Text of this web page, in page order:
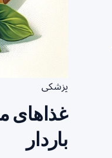
پزشکی
غذاهای
باردار